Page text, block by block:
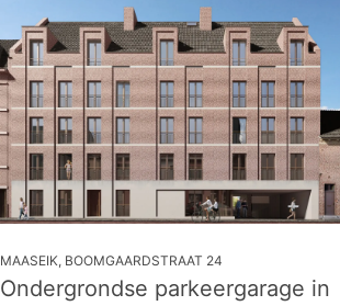
MAASEIK, BOOMGAARDSTRAAT 24
Ondergrondse parkeergarage in